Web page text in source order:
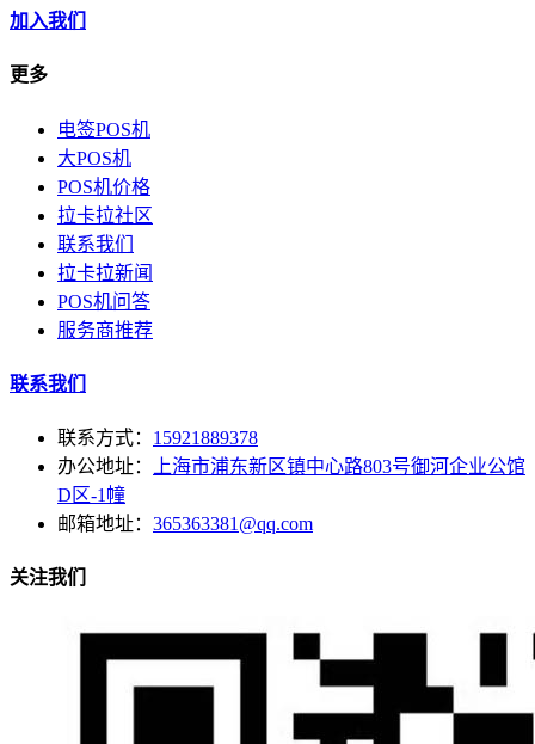
加入我们
更多
电签POS机
大POS机
POS机价格
拉卡拉社区
联系我们
拉卡拉新闻
POS机问答
服务商推荐
联系我们
联系方式： 15921889378
办公地址：
上海市浦东新区镇中心路803号御河企业公馆
D区-1幢
邮箱地址： 365363381@qq.com
关注我们